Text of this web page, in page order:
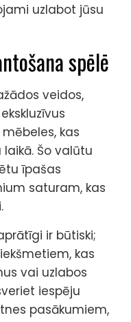
uzlabot jūsu
spēlē
veidos,
kas
Šo valūtu
īpašas
saturam, kas
ir būtiski;
kas
vai uzlabos
iespēju
pasākumiem,